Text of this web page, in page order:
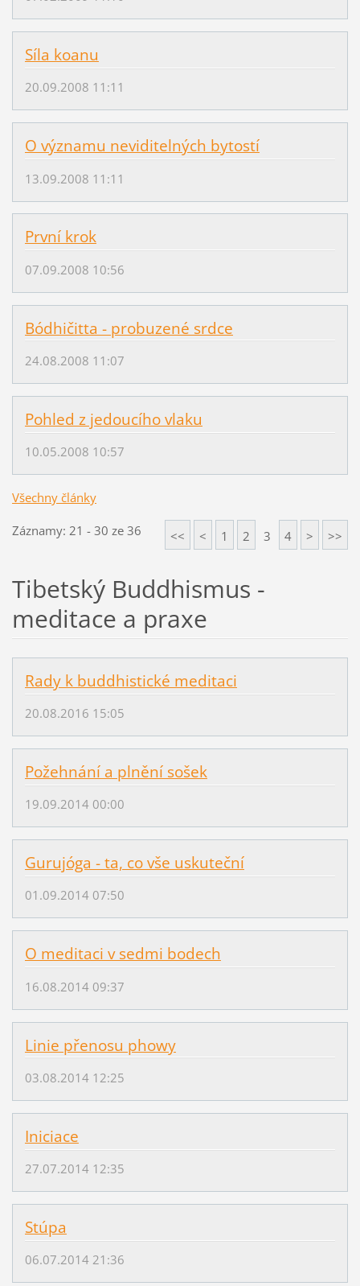
Síla koanu
20.09.2008 11:11
O významu neviditelných bytostí
13.09.2008 11:11
První krok
07.09.2008 10:56
Bódhičitta - probuzené srdce
24.08.2008 11:07
Pohled z jedoucího vlaku
10.05.2008 10:57
Všechny články
Záznamy: 21 - 30 ze 36 << < 1 2 3 4 > >>
Tibetský Buddhismus -
meditace a praxe
Rady k buddhistické meditaci
20.08.2016 15:05
Požehnání a plnění sošek
19.09.2014 00:00
Gurujóga - ta, co vše uskuteční
01.09.2014 07:50
O meditaci v sedmi bodech
16.08.2014 09:37
Linie přenosu phowy
03.08.2014 12:25
Iniciace
27.07.2014 12:35
Stúpa
06.07.2014 21:36